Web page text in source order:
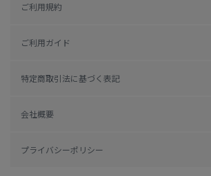
ご利用規約
ご利用ガイド
特定商取引法に基づく表記
会社概要
プライバシーポリシー